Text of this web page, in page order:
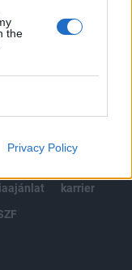
the
Privacy Policy
karrier